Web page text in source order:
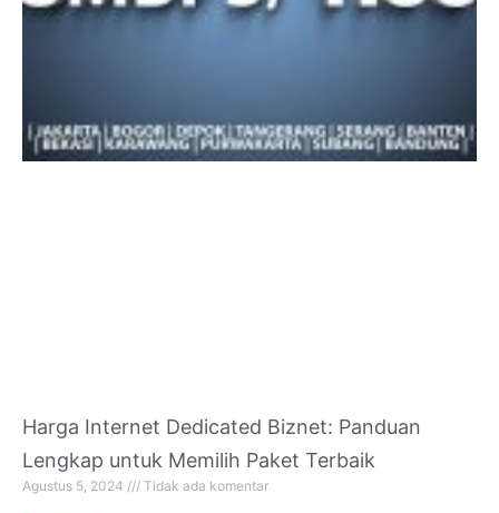
Harga Internet Dedicated Biznet: Panduan
Lengkap untuk Memilih Paket Terbaik
Agustus 5, 2024 Tidak ada komentar